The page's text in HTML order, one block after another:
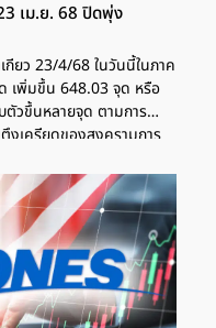
เม.ย.​ 68 ปิดพุ่ง
ยว 23/4/68 ในวันนี้ในภาค
เพิ่มขึ้น 648.03 จุด หรือ
ตัวขึ้นหลายจุด ตามการ
งเครียดของสงครามการ
รปปรับตัวขึ้นหลายระดับ
ากการเปิดเผยผลประกอบ
นนี้ ปิดบวกที่ระดับ
ยนแปลงถึง 1.07% หลัง